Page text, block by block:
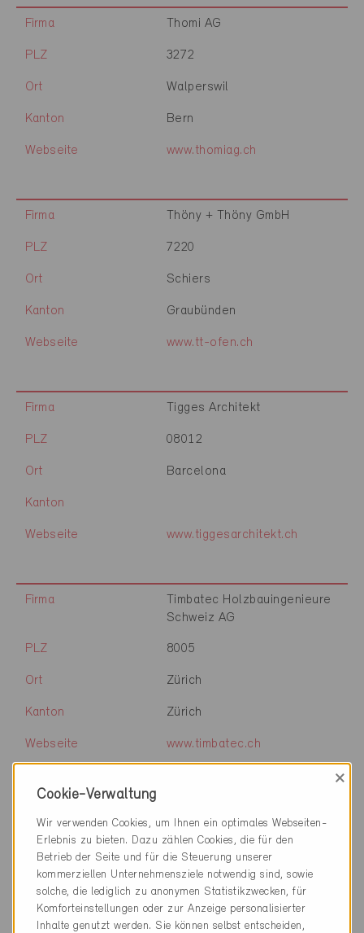
Firma Thomi AG
PLZ 3272
Ort Walperswil
Kanton Bern
Webseite www.thomiag.ch
Firma Thöny + Thöny GmbH
PLZ 7220
Ort Schiers
Kanton Graubünden
Webseite www.tt-ofen.ch
Firma Tigges Architekt
PLZ 08012
Ort Barcelona
Kanton
Webseite www.tiggesarchitekt.ch
Firma
Timbatec Holzbauingenieure
Schweiz AG
PLZ 8005
Ort Zürich
Kanton Zürich
Webseite www.timbatec.ch
Firma
Timbatec Holzbauingenieure
Schweiz AG
PLZ 3012
Ort Bern
Cookie-Verwaltung
×
Wir verwenden Cookies, um Ihnen ein optimales Webseiten-
Erlebnis zu bieten. Dazu zählen Cookies, die für den
Betrieb der Seite und für die Steuerung unserer
kommerziellen Unternehmensziele notwendig sind, sowie
solche, die lediglich zu anonymen Statistikzwecken, für
Komforteinstellungen oder zur Anzeige personalisierter
Inhalte genutzt werden. Sie können selbst entscheiden,